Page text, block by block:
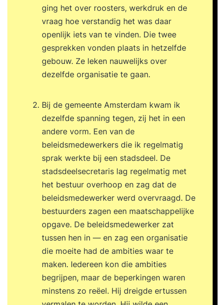
ging het over roosters, werkdruk en de
vraag hoe verstandig het was daar
openlijk iets van te vinden. Die twee
gesprekken vonden plaats in hetzelfde
gebouw. Ze leken nauwelijks over
dezelfde organisatie te gaan.
Bij de gemeente Amsterdam kwam ik
dezelfde spanning tegen, zij het in een
andere vorm. Een van de
beleidsmedewerkers die ik regelmatig
sprak werkte bij een stadsdeel. De
stadsdeelsecretaris lag regelmatig met
het bestuur overhoop en zag dat de
beleidsmedewerker werd overvraagd. De
bestuurders zagen een maatschappelijke
opgave. De beleidsmedewerker zat
tussen hen in — en zag een organisatie
die moeite had de ambities waar te
maken. Iedereen kon die ambities
begrijpen, maar de beperkingen waren
minstens zo reëel. Hij dreigde ertussen